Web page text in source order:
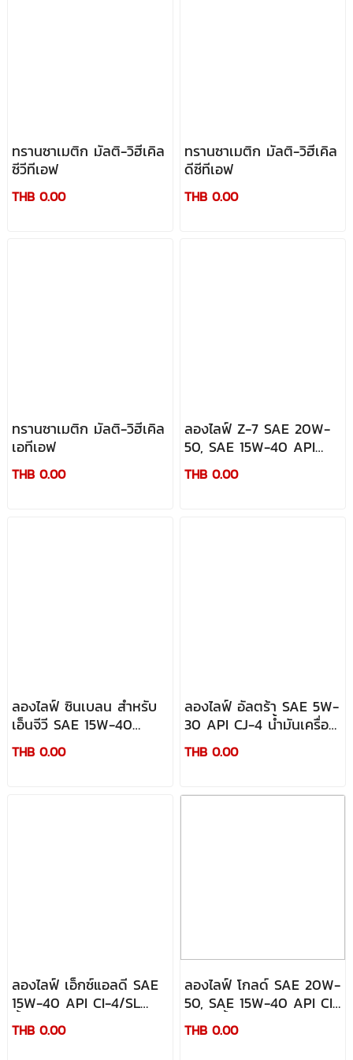
ทรานซาเมติก มัลติ-วิฮีเคิล
ซีวีทีเอฟ
THB 0.00
ทรานซาเมติก มัลติ-วิฮีเคิล
ดีซีทีเอฟ
THB 0.00
ทรานซาเมติก มัลติ-วิฮีเคิล
เอทีเอฟ
THB 0.00
ลองไลฟ์ Z-7 SAE 20W-
50, SAE 15W-40 API
CF-4/SG
THB 0.00
ลองไลฟ์ ซินเบลน สำหรับ
เอ็นจีวี SAE 15W-40
CUMMINS CES 20074
THB 0.00
ลองไลฟ์ อัลตร้า SAE 5W-
30 API CJ-4 น้ำมันเครื่อง
สังเคราะห์ 100% เกรด
สูงสุด
THB 0.00
ลองไลฟ์ เอ็กซ์แอลดี SAE
15W-40 API CI-4/SL
น้ำมันเครื่องกึ่งสังเคราะห์
เกรดพิเศษ
THB 0.00
ลองไลฟ์ โกลด์ SAE 20W-
50, SAE 15W-40 API CI-
4/SL น้ำมันเครื่องเกรดรวม
เครื่องยนต์ดีเซลสมรรถนะ
THB 0.00